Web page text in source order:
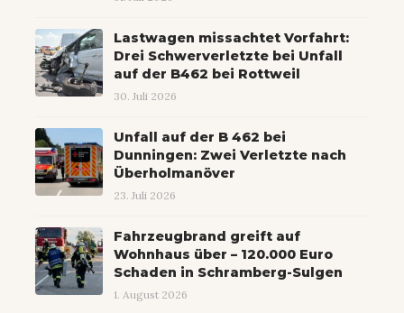
Lastwagen missachtet Vorfahrt:
Drei Schwerverletzte bei Unfall
auf der B462 bei Rottweil
30. Juli 2026
Unfall auf der B 462 bei
Dunningen: Zwei Verletzte nach
Überholmanöver
23. Juli 2026
Fahrzeugbrand greift auf
Wohnhaus über – 120.000 Euro
Schaden in Schramberg-Sulgen
1. August 2026